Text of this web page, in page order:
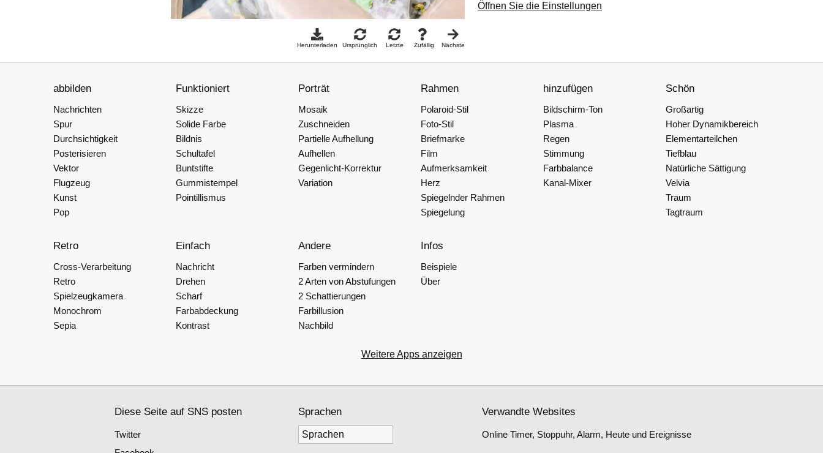
Herunterladen Ursprünglich Letzte Zufällig Nächste
Öffnen Sie die Einstellungen
abbilden
Nachrichten
Spur
Durchsichtigkeit
Posterisieren
Vektor
Flugzeug
Kunst
Pop
Funktioniert
Skizze
Solide Farbe
Bildnis
Schultafel
Buntstifte
Gummistempel
Pointillismus
Porträt
Mosaik
Zuschneiden
Partielle Aufhellung
Aufhellen
Gegenlicht-Korrektur
Variation
Rahmen
Polaroid-Stil
Foto-Stil
Briefmarke
Film
Aufmerksamkeit
Herz
Spiegelnder Rahmen
Spiegelung
hinzufügen
Bildschirm-Ton
Plasma
Regen
Stimmung
Farbbalance
Kanal-Mixer
Schön
Großartig
Hoher Dynamikbereich
Elementarteilchen
Tiefblau
Natürliche Sättigung
Velvia
Traum
Tagtraum
Retro
Cross-Verarbeitung
Retro
Spielzeugkamera
Monochrom
Sepia
Einfach
Nachricht
Drehen
Scharf
Farbabdeckung
Kontrast
Andere
Farben vermindern
2 Arten von Abstufungen
2 Schattierungen
Farbillusion
Nachbild
Infos
Beispiele
Über
Weitere Apps anzeigen
Diese Seite auf SNS posten
Twitter
Sprachen Verwandte Websites
Online Timer, Stoppuhr, Alarm, Heute und Ereignisse